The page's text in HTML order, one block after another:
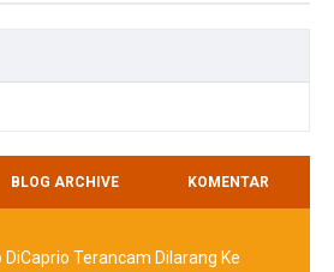
BLOG ARCHIVE KOMENTAR
DiCaprio Terancam Dilarang Ke